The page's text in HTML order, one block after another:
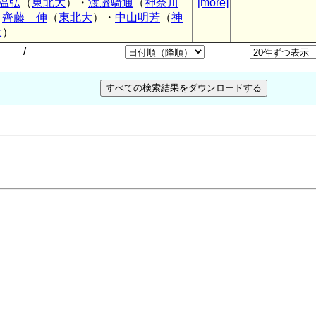
弘 （ 東北大 ）・ 渡邉騎通 （神奈川
齊藤 伸 （東北大）・ 中山明芳 （神
）
[more]
/